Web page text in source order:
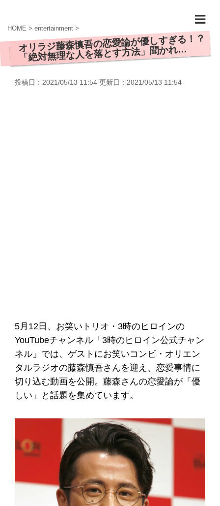
HOME > entertainment >
オリラジ藤森慎吾の恋愛論が優しすぎる！？
「絶対無理な人を落とす方法」聞かれ…
投稿日：2021/05/13 11:54 更新日： 2021/05/13 11:54
5月12日、お笑いトリオ・3時のヒロインの
YouTubeチャンネル「3時のヒロイン公式チャン
ネル」では、ゲストにお笑いコンビ・オリエン
タルラジオの藤森慎吾さんを迎え、恋愛事情に
切り込む動画を公開。藤森さんの恋愛論が「優
しい」と話題を集めています。